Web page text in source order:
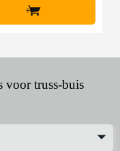
+
voor truss-buis